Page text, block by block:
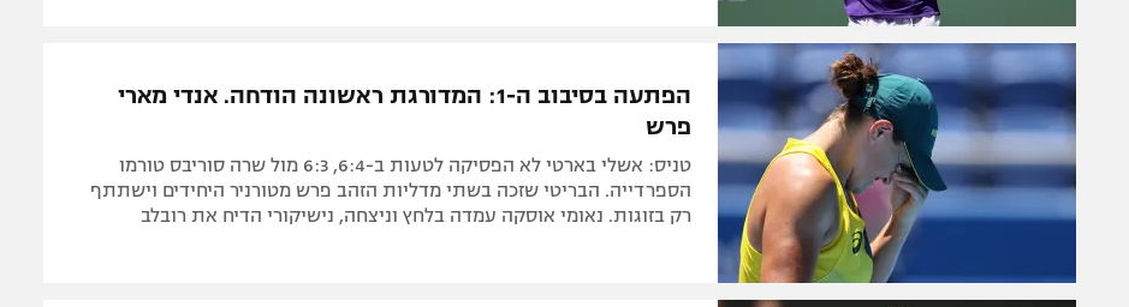
הפתעה בסיבוב ה-1: המדורגת ראשונה הודחה. אנדי מארי
פרש
טניס: אשלי בארטי לא הפסיקה לטעות ב-6:4, 6:3 מול שרה סוריבס טורמו
הספרדייה. הבריטי שזכה בשתי מדליות הזהב פרש מטורניר היחידים וישתתף
רק בזוגות. נאומי אוסקה עמדה בלחץ וניצחה, נישיקורי הדיח את רובלב